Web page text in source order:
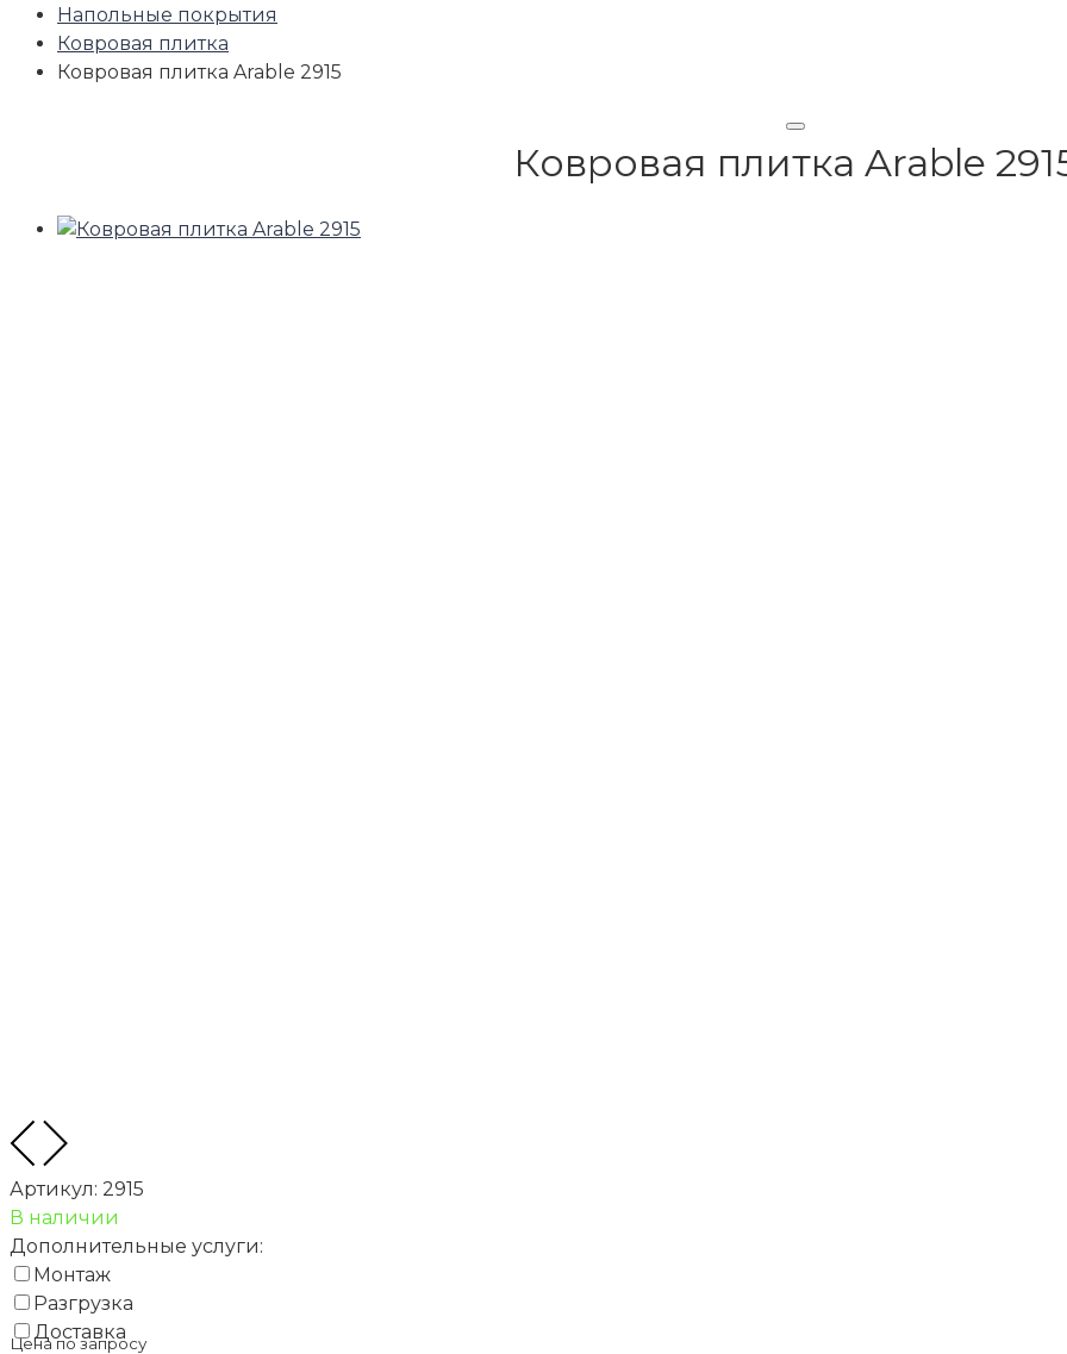
Напольные покрытия
Ковровая плитка
Ковровая плитка Arable 2915
Ковровая плитка Arable
Артикул: 2915
В наличии
Дополнительные услуги:
Монтаж
Разгрузка
Доставка
Цена по запросу